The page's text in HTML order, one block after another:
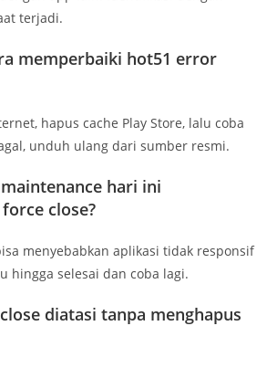
terjadi.
memperbaiki hot51 error
hapus cache Play Store, lalu coba
unduh ulang dari sumber resmi.
hari ini
close?
menyebabkan aplikasi tidak responsif
hingga selesai dan coba lagi.
diatasi tanpa menghapus